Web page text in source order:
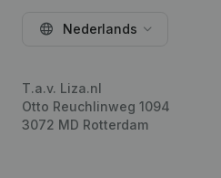
Nederlands
T.a.v. Liza.nl
Otto Reuchlinweg 1094
3072 MD Rotterdam